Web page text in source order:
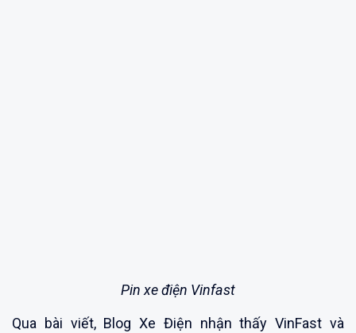
Pin xe điện Vinfast
Qua bài viết, Blog Xe Điện nhận thấy VinFast và